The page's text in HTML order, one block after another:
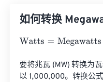
如何转换
Watts= Megawatts×
要将兆瓦 (MW) 转换为
以 1,000,000。转换公